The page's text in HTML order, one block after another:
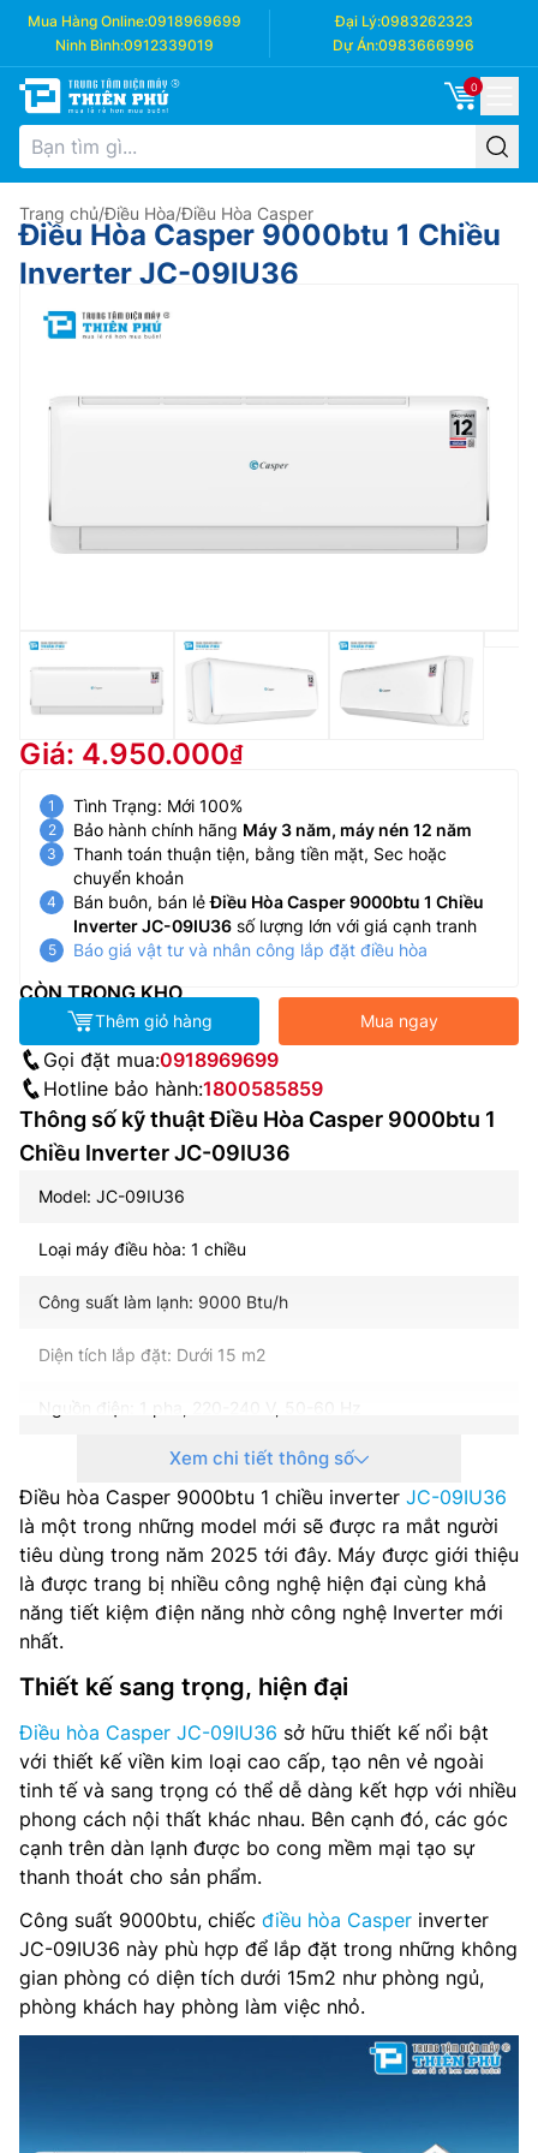
Mua Hàng Online:0918969699 Đại Lý:0983262323
Ninh Bình:0912339019 Dự Án:0983666996
0
Trang chủ/Điều Hòa/Điều Hòa Casper
Điều Hòa Casper 9000btu 1 Chiều
Inverter JC-09IU36
Giá: 4.950.000
Tình Trạng: Mới 100%
Bảo hành chính hãng Máy 3 năm, máy nén 12 năm
Thanh toán thuận tiện, bằng tiền mặt, Sec hoặc
chuyển khoản
Bán buôn, bán lẻĐiều Hòa Casper 9000btu 1 Chiều
Inverter JC-09IU36 số lượng lớn với giá cạnh tranh
Báo giá vật tư và nhân công lắp đặt điều hòa
CÒN TRONG KHO
Thêm giỏ hàng Mua ngay
Gọi đặt mua:0918969699
Hotline bảo hành:1800585859
Thông số kỹ thuật Điều Hòa Casper 9000btu 1
Chiều Inverter JC-09IU36
Model: JC-09IU36
Loại máy điều hòa: 1 chiều
Công suất làm lạnh: 9000 Btu/h
Diện tích lắp đặt: Dưới 15 m2
Nguồn điện: 1 pha, 220-240 V, 50-60 Hz
Điện năng tiêu thụ (làm lạnh): 1040 W
Lưu lượng gió dàn lạnh: 540/420/370 m3/h
Hiệu suất năng lượng: 3 sao / CSPF: 4.05
Công nghệ inverter: Có
Môi chất lạnh: R32
Kích thước dàn lạnh (RxCxS): – mm
Trọng lượng dàn lạnh: – kg
Kích thước dàn nóng (RxCxS): – mm
Trọng lượng dàn nóng: – kg
Kích thước đường ống (lỏng/gas): 6/10 mm
Nơi sản xuất: Thái Lan
Hãng sản xuất: Casper
Xem chi tiết thông số
Điều hòa Casper 9000btu 1 chiều inverter JC-09IU36
là một trong những model mới sẽ được ra mắt người
tiêu dùng trong năm 2025 tới đây. Máy được giới thiệu
là được trang bị nhiều công nghệ hiện đại cùng khả
năng tiết kiệm điện năng nhờ công nghệ Inverter mới
nhất.
Thiết kế sang trọng, hiện đại
Điều hòa Casper JC-09IU36 sở hữu thiết kế nổi bật
với thiết kế viền kim loại cao cấp, tạo nên vẻ ngoài
tinh tế và sang trọng có thể dễ dàng kết hợp với nhiều
phong cách nội thất khác nhau. Bên cạnh đó, các góc
cạnh trên dàn lạnh được bo cong mềm mại tạo sự
thanh thoát cho sản phẩm.
Công suất 9000btu, chiếc điều hòa Casper inverter
JC-09IU36 này phù hợp để lắp đặt trong những không
gian phòng có diện tích dưới 15m2 như phòng ngủ,
phòng khách hay phòng làm việc nhỏ.